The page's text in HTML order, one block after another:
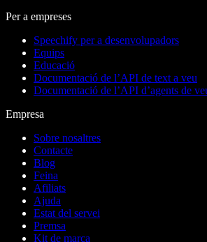
Per a empreses
Speechify per a desenvolupadors
Equips
Educació
Documentació de l’API de text a veu
Documentació de l’API d’agents de
Empresa
Sobre nosaltres
Contacte
Blog
Feina
Afiliats
Ajuda
Estat del servei
Premsa
Kit de marca